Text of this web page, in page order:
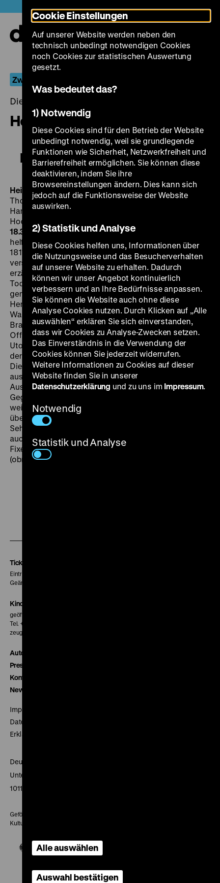
zum
Seiteninhalt
springen
Zwischen Revolution und Restauration
Dienstag, 09. Januar 2018, 20.00 - 00.00 Uhr
Heinrich
Heinrich
HeinrichBRD 1977, R/B: Helma Sanders-Brahms, K:
Thomas Mauch, D: Heinrich Giskes, Grischa Huber,
Hannelore Hoger, Lina Carstens, Sigfrit Steiner, Heinz
Hoenig, 133’
18.30 Uhr„Die Wahrheit ist, dass mir auf Erden nicht zu
helfen war“, schreibt Heinrich von Kleist im November
1811 an seine Halbschwester Ulrike. Die 2014
verstorbene Regisseurin Helma Sanders-Brahms
erzählt vom Leben des Schriftstellers, das von
Todessehnsucht geprägt war, beginnend mit dem
gemeinsamen Suizid mit seiner todkranken Freundin
Henriette Vogel am „Stolper Loch“ (heute Kleiner
Wannsee) in Berlin. Rückblickend stellt Sanders-
Brahms Kleists widerwillige Karriere als preußischer
Offizier dar, seine Versuche als Dramatiker, die
Utopien, die unerfüllten erotischen Sehnsüchte nach
der Schwester und dem Jugendfreund Ernst von Pfuel.
Die Regisseurin sah ihren Film nicht als Historienstück
aus der Zeit der Romantik, sondern als
Auseinandersetzung mit dem Deutschland ihrer
Gegenwart: „Diese Geschichte ist wichtig für mich,
weil ich selbst über mich als Deutsche nachdenke,
über meine Kommunikationslosigkeit, über meine
Sehnsucht nach Selbstzerstörung, die ich wiederfinde
auch bei Ulrike Meinhof und Andreas Baader, bei
Fixern und bei den Nazis“ (ARD Fernsehspiel
(obr)
Tickets
Eintritt 5 €
Geänderte Preise sind im Programm vermerkt.
Kinokasse
geöffnet 30 Minuten vor Beginn der ersten Vorstellung
Tel. + 49 30 20304-770
zeughauskino@dhm.de
Autor*innen
Presse
Kontakt
Newsletter
Impressum
Datenschutz
Erklärung digitale Barrierefreiheit
Deutsches Historisches Museum
Unter den Linden 2
10117 Berlin
Gefördert mit Mitteln des Beauftragten der Bundesregierung für
Kultur und Medien
Cookie Einstellungen
Auf unserer Website werden neben den
technisch unbedingt notwendigen Cookies
noch Cookies zur statistischen Auswertung
gesetzt.
Was bedeutet das?
1) Notwendig
Diese Cookies sind für den Betrieb der Website
unbedingt notwendig, weil sie grundlegende
Funktionen wie Sicherheit, Netzwerkfreiheit und
Barrierefreiheit ermöglichen. Sie können diese
deaktivieren, indem Sie ihre
Browsereinstellungen ändern. Dies kann sich
jedoch auf die Funktionsweise der Website
auswirken.
2) Statistik und Analyse
Diese Cookies helfen uns, Informationen über
die Nutzungsweise und das Besucherverhalten
auf unserer Website zu erhalten. Dadurch
können wir unser Angebot kontinuierlich
verbessern und an Ihre Bedürfnisse anpassen.
Sie können die Website auch ohne diese
Analyse Cookies nutzen. Durch Klicken auf „Alle
auswählen“ erklären Sie sich einverstanden,
dass wir Cookies zu Analyse-Zwecken setzen.
Das Einverständnis in die Verwendung der
Cookies können Sie jederzeit widerrufen.
Weitere Informationen zu Cookies auf dieser
Website finden Sie in unserer
Datenschutzerklärung und zu uns im Impressum.
Notwendig
Statistik und Analyse
Alle auswählen
Auswahl bestätigen